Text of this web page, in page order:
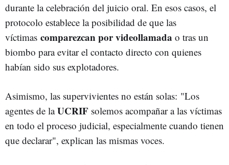
durante la celebración del juicio oral. En esos casos, el
protocolo establece la posibilidad de que las
víctimas comparezcan por videollamada o tras un
biombo para evitar el contacto directo con quienes
habían sido sus explotadores.
Asimismo, las supervivientes no están solas: "Los
agentes de laUCRIF solemos acompañar a las víctimas
en todo el proceso judicial, especialmente cuando tienen
que declarar", explican las mismas voces.